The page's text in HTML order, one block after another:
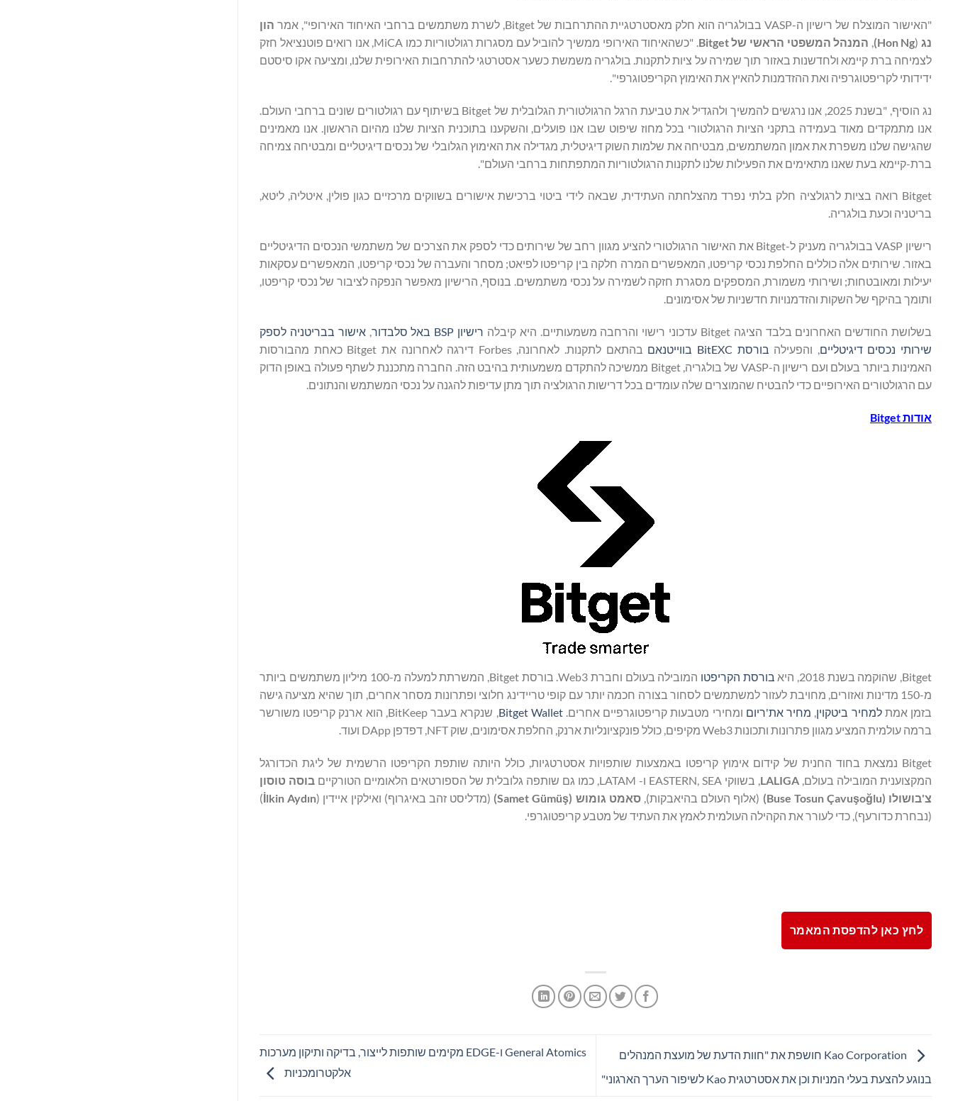
"האישור המוצלח של רישיון ה-VASP בבולגריה הוא חלק מאסטרטגיית ההתרחבות של Bitget, לשרת משתמשים ברחבי האיחוד האירופי", אמר
הון
נג (
Hon Ng
)
, המנהל המשפטי הראשי שלBitget
. "כשהאיחוד האירופי ממשיך להוביל עם מסגרות רגולטוריות כמו MiCA, אנו רואים פוטנציאל חזק
לצמיחה ברת קיימא ולחדשנות באזור תוך שמירה על ציות לתקנות. בולגריה משמשת כשער אסטרטגי להתרחבות האירופית שלנו, ומציעה אקו סיסטם
ידידותי לקריפטוגרפיה ואת ההזדמנות להאיץ את האימוץ הקריפטוגרפי".
נג הוסיף, "בשנת 2025, אנו נרגשים להמשיך ולהגדיל את טביעת הרגל הרגולטורית הגלובלית של Bitget בשיתוף עם רגולטורים שונים ברחבי העולם.
אנו מתמקדים מאוד בעמידה בתקני הציות הרגולטורי בכל מחוז שיפוט שבו אנו פועלים, והשקענו בתוכנית הציות שלנו מהיום הראשון. אנו מאמינים
שהגישה שלנו משפרת את אמון המשתמשים, מבטיחה את שלמות השוק דיגיטלית, מגדילה את האימוץ הגלובלי של נכסים דיגיטליים ומבטיחה צמיחה
ברת-קיימא בעת שאנו מתאימים את הפעילות שלנו לתקנות הרגולטוריות המתפתחות ברחבי העולם".
Bitget רואה בציות לרגולציה חלק בלתי נפרד מהצלחתה העתידית, שבאה לידי ביטוי ברכישת אישורים בשווקים מרכזיים כגון פולין, איטליה, ליטא,
בריטניה וכעת בולגריה.
רישיון VASP בבולגריה מעניק ל-Bitget את האישור הרגולטורי להציע מגוון רחב של שירותים כדי לספק את הצרכים של משתמשי הנכסים הדיגיטליים
באזור. שירותים אלה כוללים החלפת נכסי קריפטו, המאפשרים המרה חלקה בין קריפטו לפיאט; מסחר והעברה של נכסי קריפטו, המאפשרים עסקאות
יעילות ומאובטחות; ושירותי משמורת, המספקים מסגרת חזקה לשמירה על נכסי משתמשים. בנוסף, הרישיון מאפשר הנפקה לציבור של נכסי קריפטו,
ותומך בהיקף של השקות והזדמנויות חדשניות של אסימונים.
בשלושת החודשים האחרונים בלבד הציגה Bitget עדכוני רישוי והרחבה משמעותיים. היא קיבלה רישיון BSP באל סלבדור ,אישור בבריטניה לספק
שירותי נכסים דיגיטליים, והפעילה בורסת BitEXC בווייטנאם
בהתאם לתקנות. לאחרונה, Forbes דירגה לאחרונה את Bitget כאחת מהבורסות
האמינות ביותר בעולם ועם רישיון ה-VASP של בולגריה, Bitget ממשיכה להתקדם משמעותית בהיבט הזה. החברה מתכננת לשתף פעולה באופן הדוק
עם הרגולטורים האירופיים כדי להבטיח שהמוצרים שלה עומדים בכל דרישות הרגולציה תוך מתן עדיפות להגנה על נכסי המשתמש והנתונים.
אודותBitget
Bitget, שהוקמה בשנת 2018, היא בורסת הקריפטו
המובילה בעולם וחברת Web3. בורסת Bitget, המשרתת למעלה מ-100 מיליון משתמשים ביותר
מ-150 מדינות ואזורים, מחויבת לעזור למשתמשים לסחור בצורה חכמה יותר עם קופי טריידינג חלוצי ופתרונות מסחר אחרים, תוך שהיא מציעה גישה
בזמן אמתלמחיר ביטקוין, מחיר את'ריום ומחירי מטבעות קריפטוגרפיים אחרים.Bitget Wallet
, שנקרא בעבר BitKeep, הוא ארנק קריפטו משורשר
ברמה עולמית המציע מגוון פתרונות ותכונות Web3 מקיפים, כולל פונקציונליות ארנק, החלפת אסימונים, שוק NFT, דפדפן DApp ועוד.
Bitget נמצאת בחוד החנית של קידום אימוץ קריפטו באמצעות שותפויות אסטרטגיות, כולל היותה שותפת הקריפטו הרשמית של ליגת הכדורגל
המקצוענית המובילה בעולם, LALIGA, בשווקי EASTERN, SEA ו- LATAM, כמו גם שותפה גלובלית של הספורטאים הלאומיים הטורקיים
בוסה טוסון
צ'בושולו (
Buse Tosun Çavuşoğlu
) (אלוף העולם בהיאבקות),סאמט גומוש ( Samet Gümüş
) (מדליסט זהב באיגרוף) ואילקין איידין ( İlkin Aydın
)
(נבחרת כדורעף), כדי לעורר את הקהילה העולמית לאמץ את העתיד של מטבע קריפטוגרפי.
לחץ כאן להדפסת המאמר
Kao Corporation חושפת את "חוות הדעת של מועצת המנהלים
בנוגע להצעת בעלי המניות וכן את אסטרטגית Kao לשיפור הערך הארגוני"
General Atomics ו-EDGE מקימים שותפות לייצור, בדיקה ותיקון מערכות
אלקטרומכניות